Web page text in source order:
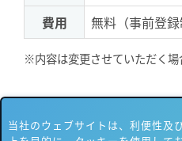
費用
無料（事前登録
※内容は変更させていただく場
当社のウェブサイトは、利便性及